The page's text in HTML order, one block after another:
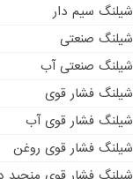
شیلنگ سیم دار
شیلنگ صنعتی
شیلنگ صنعتی آب
شیلنگ فشار قوی
شیلنگ فشار قوی آب
شیلنگ فشار قوی روغن